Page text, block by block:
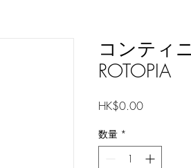
コンティ
ROTOPIA
HK$0.00価
数量 *